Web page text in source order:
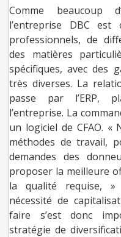
Comme beaucoup
l’entreprise DBC est
professionnels, de
des matières
spécifiques, avec des
très diverses. La
passe par l’ERP,
l’entreprise. La
un logiciel de CFAO. «
méthodes de travail,
demandes des
proposer la meilleure
la qualité requise, »
nécessité de
faire s’est donc
stratégie de